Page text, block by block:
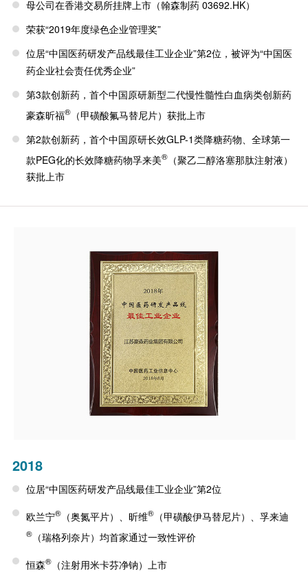
母公司在香港交易所挂牌上市（翰森制药 03692.HK）
荣获“2019年度绿色企业管理奖”
位居“中国医药研发产品线最佳工业企业”第2位，被评为“中国医
药企业社会责任优秀企业”
第3款创新药，首个中国原研新型二代慢性髓性白血病类创新药
豪森昕福®（甲磺酸氟马替尼片）获批上市
第2款创新药，首个中国原研长效GLP-1类降糖药物、全球第一
款PEG化的长效降糖药物孚来美®（聚乙二醇洛塞那肽注射液）
获批上市
2018
位居“中国医药研发产品线最佳工业企业”第2位
欧兰宁®（奥氮平片）、昕维®（甲磺酸伊马替尼片）、孚来迪
®（瑞格列奈片）均首家通过一致性评价
恒森®（注射用米卡芬净钠）上市